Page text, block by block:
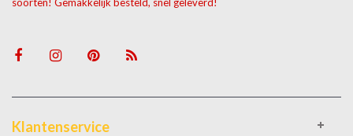
Klantenservice